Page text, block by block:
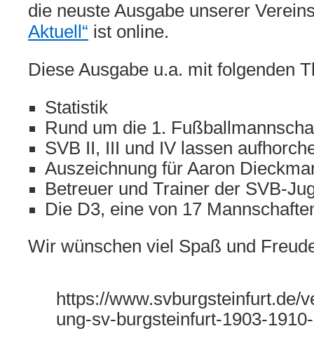
die neuste Ausgabe unserer
Aktuell“ ist online.
Diese Ausgabe u.a. mit folgenden
Statistik
Rund um die 1.
SVB II, III und IV lassen
Auszeichnung für Aaron
Betreuer und Trainer der SVB-
Die D3, eine von 17
Wir wünschen viel Spaß und
https://www.svburgsteinfurt.de/
ung-sv-burgsteinfurt-1903-